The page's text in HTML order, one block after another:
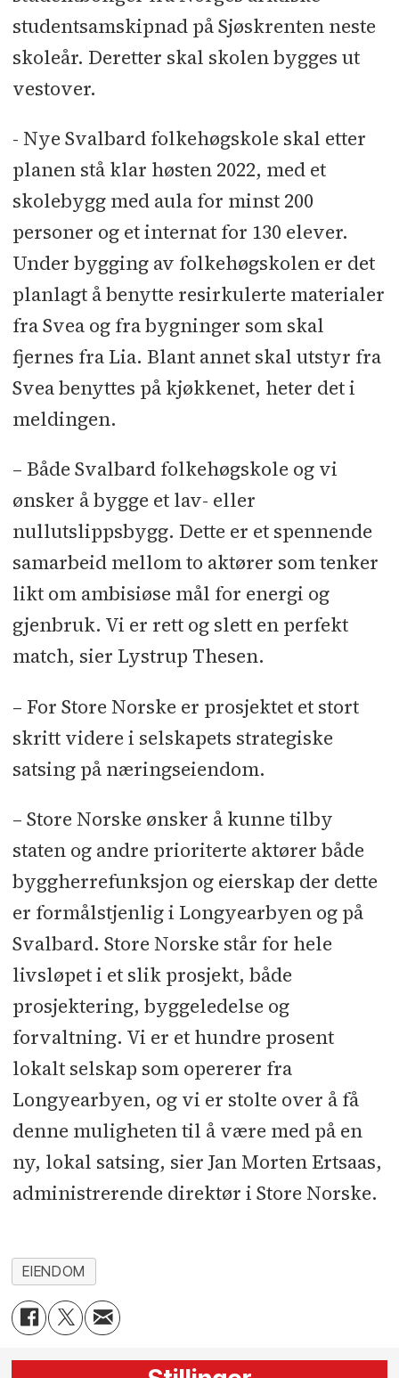
studentsamskipnad på Sjøskrenten neste
skoleår. Deretter skal skolen bygges ut
vestover.
- Nye Svalbard folkehøgskole skal etter
planen stå klar høsten 2022, med et
skolebygg med aula for minst 200
personer og et internat for 130 elever.
Under bygging av folkehøgskolen er det
planlagt å benytte resirkulerte materialer
fra Svea og fra bygninger som skal
fjernes fra Lia. Blant annet skal utstyr fra
Svea benyttes på kjøkkenet, heter det i
meldingen.
– Både Svalbard folkehøgskole og vi
ønsker å bygge et lav- eller
nullutslippsbygg. Dette er et spennende
samarbeid mellom to aktører som tenker
likt om ambisiøse mål for energi og
gjenbruk. Vi er rett og slett en perfekt
match, sier Lystrup Thesen.
– For Store Norske er prosjektet et stort
skritt videre i selskapets strategiske
satsing på næringseiendom.
– Store Norske ønsker å kunne tilby
staten og andre prioriterte aktører både
byggherrefunksjon og eierskap der dette
er formålstjenlig i Longyearbyen og på
Svalbard. Store Norske står for hele
livsløpet i et slik prosjekt, både
prosjektering, byggeledelse og
forvaltning. Vi er et hundre prosent
lokalt selskap som opererer fra
Longyearbyen, og vi er stolte over å få
denne muligheten til å være med på en
ny, lokal satsing, sier Jan Morten Ertsaas,
administrerende direktør i Store Norske.
EIENDOM